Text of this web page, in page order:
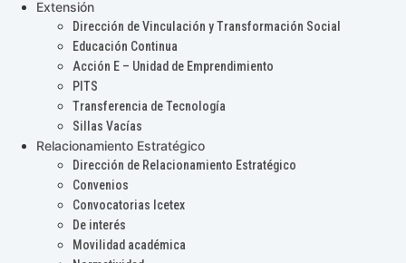
Extensión
Dirección de Vinculación y Transformación Social
Educación Continua
Acción E – Unidad de Emprendimiento
PITS
Transferencia de Tecnología
Sillas Vacías
Relacionamiento Estratégico
Dirección de Relacionamiento Estratégico
Convenios
Convocatorias Icetex
De interés
Movilidad académica